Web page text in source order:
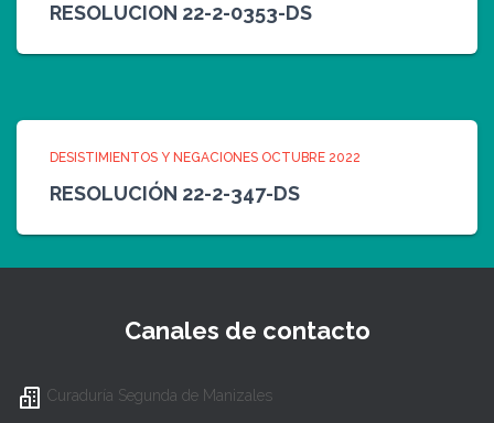
RESOLUCION 22-2-0353-DS
DESISTIMIENTOS Y NEGACIONES OCTUBRE 2022
RESOLUCIÓN 22-2-347-DS
Canales de contacto
Curaduría Segunda de Manizales